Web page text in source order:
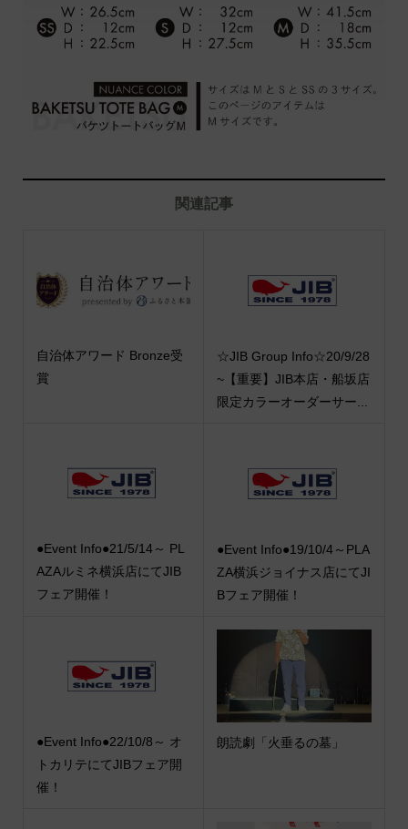
関連記事
自治体アワード Bronze受
賞
☆JIB Group Info☆20/9/28
~【重要】JIB本店・船坂店
限定カラーオーダーサー...
●Event Info●21/5/14～ PL
AZAルミネ横浜店にてJIB
フェア開催！
●Event Info●19/10/4～PLA
ZA横浜ジョイナス店にてJI
Bフェア開催！
●Event Info●22/10/8～ オ
トカリテにてJIBフェア開
催！
朗読劇「火垂るの墓」